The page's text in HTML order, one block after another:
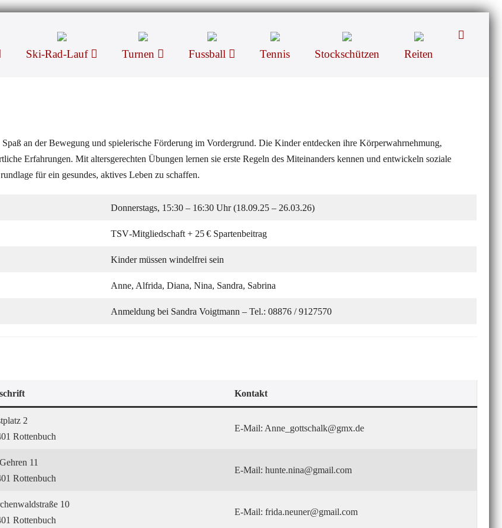
Ski-Rad-Lauf Turnen Fussball Tennis Stockschützen Reiten
Suche-
an der Bewegung und spielerische Förderung im Vordergrund. Die Kinder entdecken ihre Körperwahrnehmung,
Erfahrungen. Mit altersgerechten Übungen lernen sie erste Regeln des Miteinanders kennen und entwickeln soziale
für ein gesundes, aktives Leben zu schaffen.
Donnerstags, 15:30 – 16:30 Uhr (18.09.25 – 26.03.26)
TSV‑Mitgliedschaft + 25 € Spartenbeitrag
Kinder müssen windelfrei sein
Anne, Alfrida, Diana, Nina, Sandra, Sabrina
Anmeldung bei Sandra Voigtmann – Tel.: 08876 / 9127570
Kontakt
2
Rottenbuch
E-Mail: Anne_gottschalk@gmx.de
11
Rottenbuch
E-Mail: hunte.nina@gmail.com
10
Rottenbuch
E-Mail: frida.neuner@gmail.com